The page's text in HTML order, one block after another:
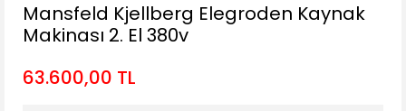
Mansfeld Kjellberg Elegroden Kaynak
Makinası 2. El 380v
63.600,00 TL